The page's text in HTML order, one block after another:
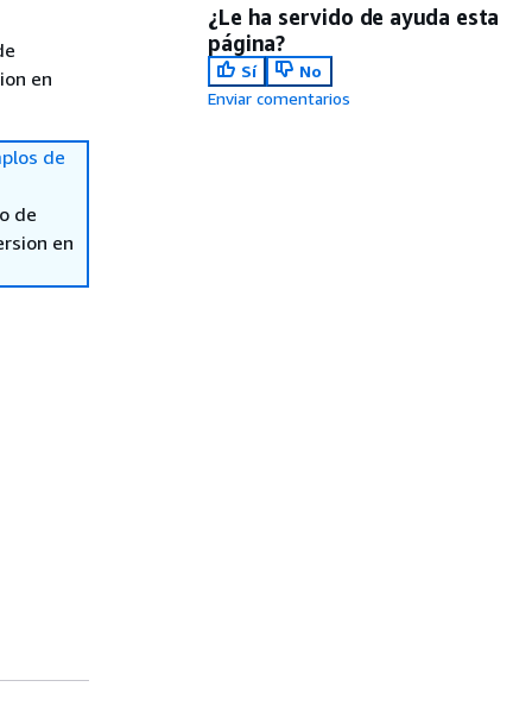
en
de
de
en
¿Le ha servido de ayuda esta
página?
Sí
No
Enviar comentarios